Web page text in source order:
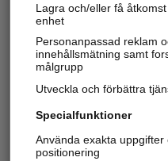
Lagra och/eller få
enhet
Personanpassad reklam
innehållsmätning samt
målgrupp
Utveckla och förbättra
Specialfunktioner
Använda exakta uppgifter
positionering